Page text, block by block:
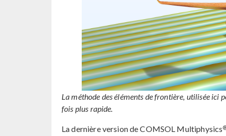
La méthode des éléments de frontière, utilisée ici
fois plus rapide.
La dernière version de COMSOL Multiphysics